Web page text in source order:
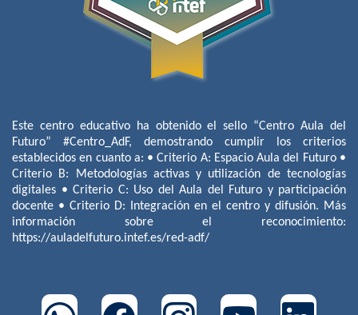
Este centro educativo ha obtenido el sello “Centro Aula del
Futuro” #Centro_AdF, demostrando cumplir los criterios
establecidos en cuanto a: • Criterio A: Espacio Aula del Futuro •
Criterio B: Metodologías activas y utilización de tecnologías
digitales • Criterio C: Uso del Aula del Futuro y participación
docente • Criterio D: Integración en el centro y difusión. Más
información sobre el reconocimiento:
https://auladelfuturo.intef.es/red-adf/